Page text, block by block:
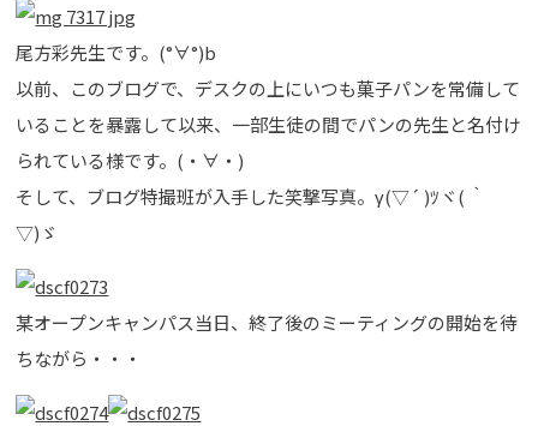
尾方彩先生です。(°∀°)b
以前、このブログで、デスクの上にいつも菓子パンを常備して
いることを暴露して以来、一部生徒の間でパンの先生と名付け
られている様です。(・∀・)
そして、ブログ特撮班が入手した笑撃写真。γ(▽´ )ﾂヾ( ｀
▽)ゞ
某オープンキャンパス当日、終了後のミーティングの開始を待
ちながら・・・